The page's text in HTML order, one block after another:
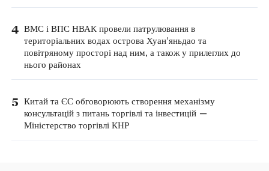
4 ВМС і ВПС НВАК провели патрулювання в
територіальних водах острова Хуан'яньдао та
повітряному просторі над ним, а також у прилеглих до
нього районах
5 Китай та ЄС обговорюють створення механізму
консультацій з питань торгівлі та інвестицій —
Міністерство торгівлі КНР